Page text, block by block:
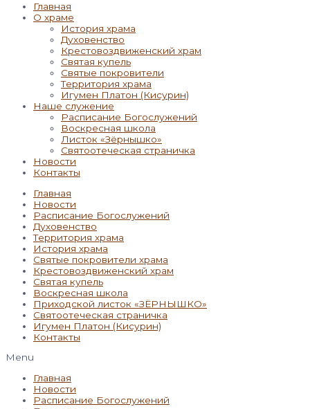
Главная
О храме
История храма
Духовенство
Крестовоздвиженский храм
Святая купель
Святые покровители
Территория храма
Игумен Платон (Кисурин)
Наше служение
Расписание Богослужений
Воскресная школа
Листок «Зёрнышко»
Святоотеческая страничка
Новости
Контакты
Главная
Новости
Расписание Богослужений
Духовенство
Территория храма
История храма
Святые покровители храма
Крестовоздвиженский храм
Святая купель
Воскресная школа
Приходской листок «ЗЁРНЫШКО»
Святоотеческая страничка
Игумен Платон (Кисурин)
Контакты
Menu
Главная
Новости
Расписание Богослужений